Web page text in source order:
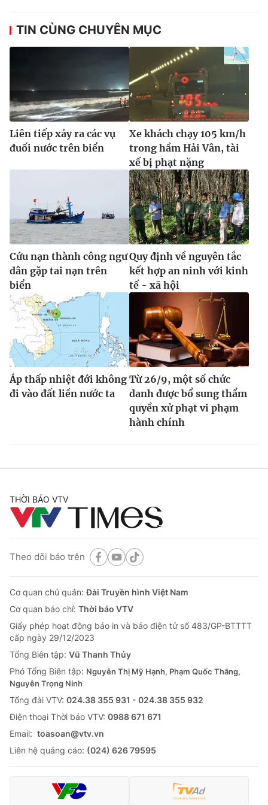
Email:toasoan@vtv.vn
024-7300.7108
® Cấm sao chép dưới mọi hình thức nếu không có sự chấp
thuận bằng văn bản. Ghi rõ nguồn VTV.vn khi phát hành lại
thông tin từ website này.
TIN CÙNG CHUYÊN MỤC
Liên tiếp xảy ra các vụ
đuối nước trên biển
Xe khách chạy 105 km/h
trong hầm Hải Vân, tài
xế bị phạt nặng
Cứu nạn thành công ngư
dân gặp tai nạn trên
biển
Quy định về nguyên tắc
kết hợp an ninh với kinh
tế - xã hội
Áp thấp nhiệt đới không
đi vào đất liền nước ta
Từ 26/9, một số chức
danh được bổ sung thẩm
quyền xử phạt vi phạm
hành chính
THỜI BÁO VTV
Theo dõi báo trên
Cơ quan chủ quản:Đài Truyền hình Việt Nam
Cơ quan báo chí: Thời báo VTV
Giấy phép hoạt động báo in và báo điện tử số 483/GP-BTTTT
cấp ngày 29/12/2023
Tổng Biên tập: Vũ Thanh Thủy
Phó Tổng Biên tập: Nguyễn Thị Mỹ Hạnh, Phạm Quốc Thắng,
Nguyễn Trọng Ninh
Tổng đài VTV: 024.38 355 931 - 024.38 355 932
Ðiện thoại Thời báo VTV: 0988 671 671
Email: toasoan@vtv.vn
Liên hệ quảng cáo: (024) 626 79595